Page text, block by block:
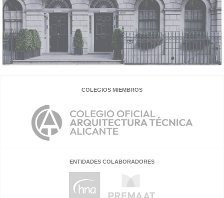
COLEGIOS MIEMBROS
ENTIDADES COLABORADORES